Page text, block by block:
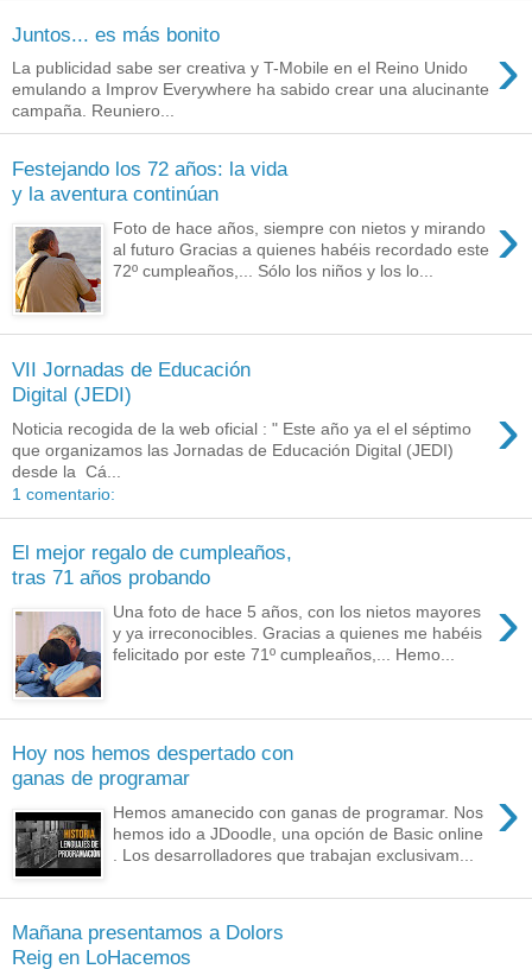
Juntos... es más bonito ›
La publicidad sabe ser creativa y T-Mobile en el Reino Unido
emulando a Improv Everywhere ha sabido crear una alucinante
campaña. Reuniero...
Festejando los 72 años: la vida
y la aventura continúan
›
Foto de hace años, siempre con nietos y mirando
al futuro Gracias a quienes habéis recordado este
72º cumpleaños,... Sólo los niños y los lo...
VII Jornadas de Educación
Digital (JEDI)
›
Noticia recogida de la web oficial : " Este año ya el el séptimo
que organizamos las Jornadas de Educación Digital (JEDI)
desde la Cá...
1 comentario:
El mejor regalo de cumpleaños,
tras 71 años probando
›
Una foto de hace 5 años, con los nietos mayores
y ya irreconocibles. Gracias a quienes me habéis
felicitado por este 71º cumpleaños,... Hemo...
Hoy nos hemos despertado con
ganas de programar
›
Hemos amanecido con ganas de programar. Nos
hemos ido a JDoodle, una opción de Basic online
. Los desarrolladores que trabajan exclusivam...
Mañana presentamos a Dolors
Reig en LoHacemos